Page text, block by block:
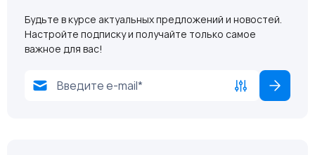
Будьте в курсе актуальных предложений и новостей.
Настройте подписку и получайте только самое
важное для вас!